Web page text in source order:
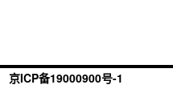
京ICP备19000900号-1